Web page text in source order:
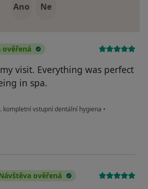
Ano Ne
ověřená
visit. Everything was perfect
in spa.
kompletní vstupní dentální hygiena •
ověřená